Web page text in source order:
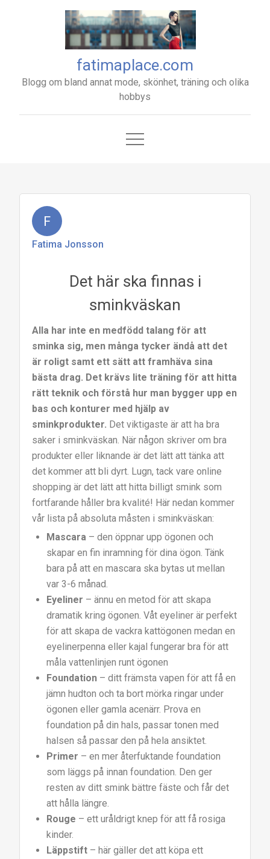
fatimaplace.com
Blogg om bland annat mode, skönhet, träning och olika
hobbys
F
Fatima Jonsson
Det här ska finnas i
sminkväskan
Alla har inte en medfödd talang för att
sminka sig, men många tycker ändå att det
är roligt samt ett sätt att framhäva sina
bästa drag. Det krävs lite träning för att hitta
rätt teknik och förstå hur man bygger upp en
bas och konturer med hjälp av
sminkprodukter. Det viktigaste är att ha bra
saker i sminkväskan. När någon skriver om bra
produkter eller liknande är det lätt att tänka att
det kommer att bli dyrt. Lugn, tack vare online
shopping är det lätt att hitta billigt smink som
fortfarande håller bra kvalité! Här nedan kommer
vår lista på absoluta måsten i sminkväskan:
Mascara – den öppnar upp ögonen och
skapar en fin inramning för dina ögon. Tänk
bara på att en mascara ska bytas ut mellan
var 3-6 månad.
Eyeliner – ännu en metod för att skapa
dramatik kring ögonen. Våt eyeliner är perfekt
för att skapa de vackra kattögonen medan en
eyelinerpenna eller kajal fungerar bra för att
måla vattenlinjen runt ögonen
Foundation – ditt främsta vapen för att få en
jämn hudton och ta bort mörka ringar under
ögonen eller gamla acenärr. Prova en
foundation på din hals, passar tonen med
halsen så passar den på hela ansiktet.
Primer – en mer återfuktande foundation
som läggs på innan foundation. Den ger
resten av ditt smink bättre fäste och får det
att hålla längre.
Rouge – ett uråldrigt knep för att få rosiga
kinder.
Läppstift – här gäller det att köpa ett